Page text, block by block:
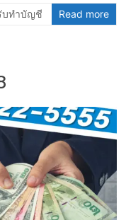
บทำบัญชี Read more